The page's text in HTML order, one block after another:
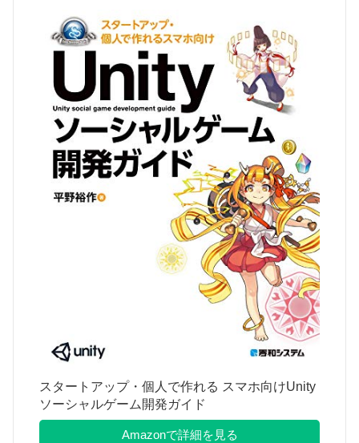
スタートアップ・個人で作れる スマホ向けUnity
ソーシャルゲーム開発ガイド
Amazonで詳細を見る